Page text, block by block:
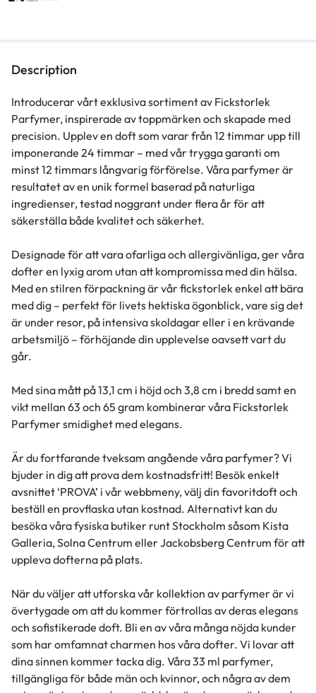
Description
Introducerar vårt exklusiva sortiment av Fickstorlek
Parfymer, inspirerade av toppmärken och skapade med
precision. Upplev en doft som varar från 12 timmar upp till
imponerande 24 timmar – med vår trygga garanti om
minst 12 timmars långvarig förförelse. Våra parfymer är
resultatet av en unik formel baserad på naturliga
ingredienser, testad noggrant under flera år för att
säkerställa både kvalitet och säkerhet.
Designade för att vara ofarliga och allergivänliga, ger våra
dofter en lyxig arom utan att kompromissa med din hälsa.
Med en stilren förpackning är vår fickstorlek enkel att bära
med dig – perfekt för livets hektiska ögonblick, vare sig det
är under resor, på intensiva skoldagar eller i en krävande
arbetsmiljö – förhöjande din upplevelse oavsett vart du
går.
Med sina mått på 13,1 cm i höjd och 3,8 cm i bredd samt en
vikt mellan 63 och 65 gram kombinerar våra Fickstorlek
Parfymer smidighet med elegans.
Är du fortfarande tveksam angående våra parfymer? Vi
bjuder in dig att prova dem kostnadsfritt! Besök enkelt
avsnittet ‘PROVA’ i vår webbmeny, välj din favoritdoft och
beställ en provflaska utan kostnad. Alternativt kan du
besöka våra fysiska butiker runt Stockholm såsom Kista
Galleria, Solna Centrum eller Jackobsberg Centrum för att
uppleva dofterna på plats.
När du väljer att utforska vår kollektion av parfymer är vi
övertygade om att du kommer förtrollas av deras elegans
och sofistikerade doft. Bli en av våra många nöjda kunder
som har omfamnat charmen hos våra dofter. Vi lovar att
dina sinnen kommer tacka dig. Våra 33 ml parfymer,
tillgängliga för både män och kvinnor, och några av dem